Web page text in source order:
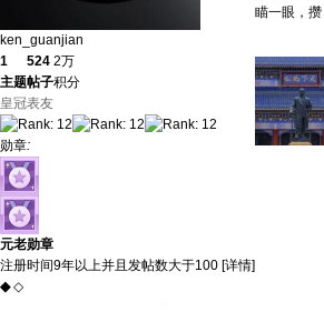
ken_guanjian
1
主题
524
帖子
2万
积分
皇冠表友
勋章:
元老勋章
注册时间9年以上并且发帖数大于100 [详情]
◆ ◇
瞄一眼，攒